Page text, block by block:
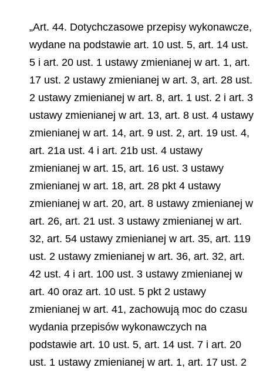
„Art. 44. Dotychczasowe przepisy wykonawcze,
wydane na podstawie art. 10 ust. 5, art. 14 ust.
5 i art. 20 ust. 1 ustawy zmienianej w art. 1, art.
17 ust. 2 ustawy zmienianej w art. 3, art. 28 ust.
2 ustawy zmienianej w art. 8, art. 1 ust. 2 i art. 3
ustawy zmienianej w art. 13, art. 8 ust. 4 ustawy
zmienianej w art. 14, art. 9 ust. 2, art. 19 ust. 4,
art. 21a ust. 4 i art. 21b ust. 4 ustawy
zmienianej w art. 15, art. 16 ust. 3 ustawy
zmienianej w art. 18, art. 28 pkt 4 ustawy
zmienianej w art. 20, art. 8 ustawy zmienianej w
art. 26, art. 21 ust. 3 ustawy zmienianej w art.
32, art. 54 ustawy zmienianej w art. 35, art. 119
ust. 2 ustawy zmienianej w art. 36, art. 32, art.
42 ust. 4 i art. 100 ust. 3 ustawy zmienianej w
art. 40 oraz art. 10 ust. 5 pkt 2 ustawy
zmienianej w art. 41, zachowują moc do czasu
wydania przepisów wykonawczych na
podstawie art. 10 ust. 5, art. 14 ust. 7 i art. 20
ust. 1 ustawy zmienianej w art. 1, art. 17 ust. 2